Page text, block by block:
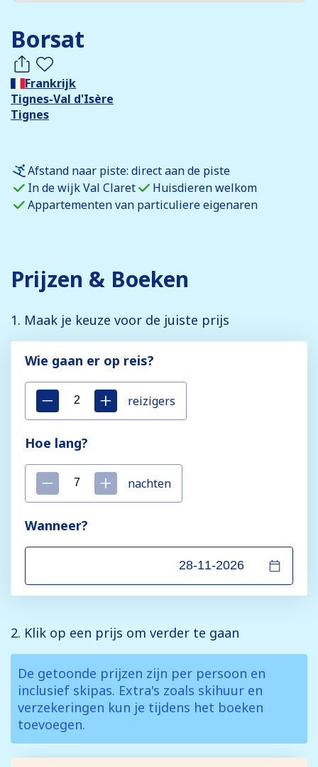
Borsat
Frankrijk
Tignes-Val d'Isère
Tignes
Afstand naar piste: direct aan de piste
In de wijk Val Claret
Huisdieren welkom
Appartementen van particuliere eigenaren
Prijzen & Boeken
1. Maak je keuze voor de juiste prijs
Wie gaan er op reis?
reizigers
Hoe lang?
nachten
Wanneer?
2. Klik op een prijs om verder te gaan
De getoonde prijzen zijn per persoon en
inclusief skipas. Extra's zoals skihuur en
verzekeringen kun je tijdens het boeken
toevoegen.